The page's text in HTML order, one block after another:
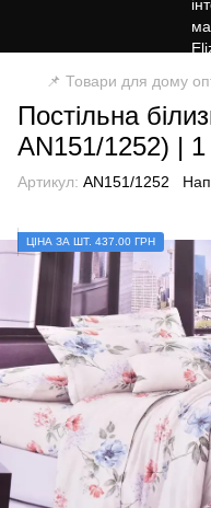
📌 Товари для дому
Постільна
AN151/1252) | 1
Артикул: AN151/1252
ЦІНА ЗА ШТ. 437.00 ГРН